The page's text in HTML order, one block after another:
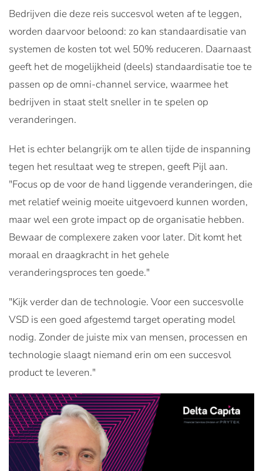
Bedrijven die deze reis succesvol weten af te leggen,
worden daarvoor beloond: zo kan standaardisatie van
systemen de kosten tot wel 50% reduceren. Daarnaast
geeft het de mogelijkheid (deels) standaardisatie toe te
passen op de omni-channel service, waarmee het
bedrijven in staat stelt sneller in te spelen op
veranderingen.
Het is echter belangrijk om te allen tijde de inspanning
tegen het resultaat weg te strepen, geeft Pijl aan.
"Focus op de voor de hand liggende veranderingen, die
met relatief weinig moeite uitgevoerd kunnen worden,
maar wel een grote impact op de organisatie hebben.
Bewaar de complexere zaken voor later. Dit komt het
moraal en draagkracht in het gehele
veranderingsproces ten goede."
"Kijk verder dan de technologie. Voor een succesvolle
VSD is een goed afgestemd target operating model
nodig. Zonder de juiste mix van mensen, processen en
technologie slaagt niemand erin om een succesvol
product te leveren."